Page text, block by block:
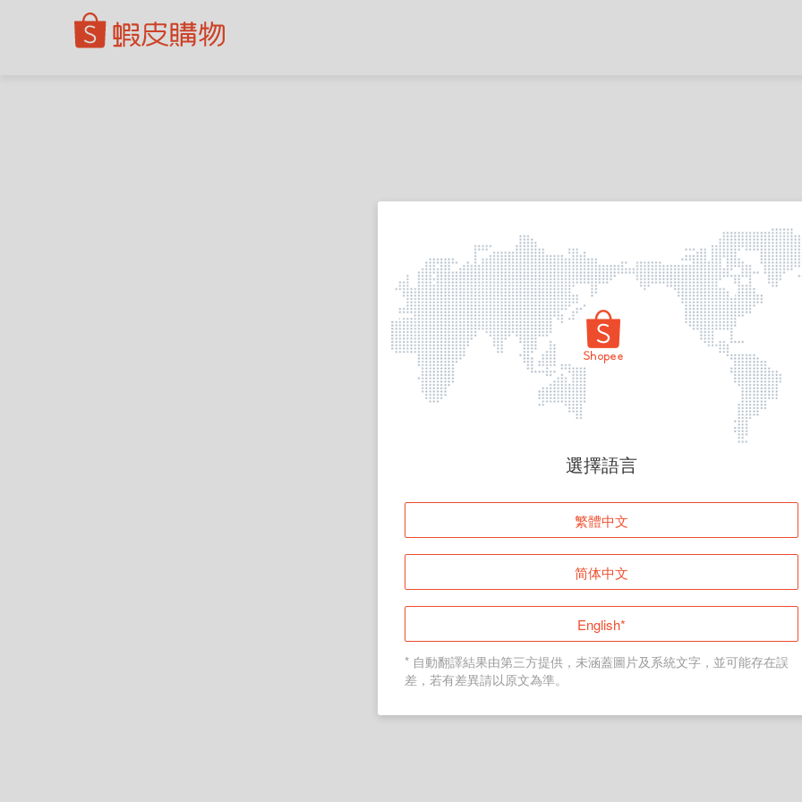
頁面無法顯示
登入
返回首頁
選擇語言
繁體中文
简体中文
English*
* 自動翻譯結果由第三方提供，未涵蓋圖片及系統文字，並可能存在誤
差，若有差異請以原文為準。